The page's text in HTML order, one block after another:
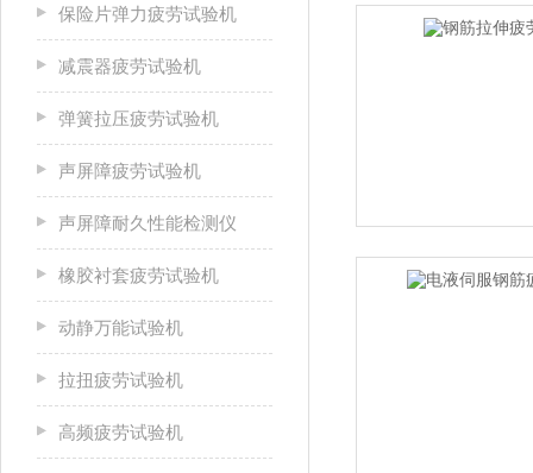
保险片弹力疲劳试验机
减震器疲劳试验机
弹簧拉压疲劳试验机
声屏障疲劳试验机
声屏障耐久性能检测仪
橡胶衬套疲劳试验机
动静万能试验机
拉扭疲劳试验机
高频疲劳试验机